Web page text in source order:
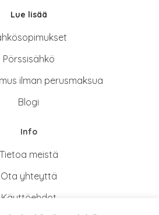
Lue lisää
t
Pörssisähkö
ilman perusmaksua
Blogi
Info
Tietoa meistä
Ota yhteyttä
Käyttöehdot